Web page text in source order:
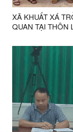
XÃ KHUẤT XÁ
QUAN TẠI